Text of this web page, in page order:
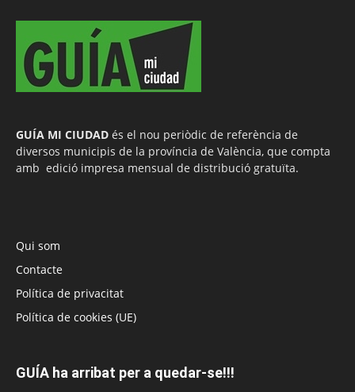
GUÍA MI CIUDAD és el nou periòdic de referència de
diversos municipis de la província de València, que compta
amb edició impresa mensual de distribució gratuïta.
Qui som
Contacte
Política de privacitat
Política de cookies (UE)
GUÍA ha arribat per a quedar-se!!!